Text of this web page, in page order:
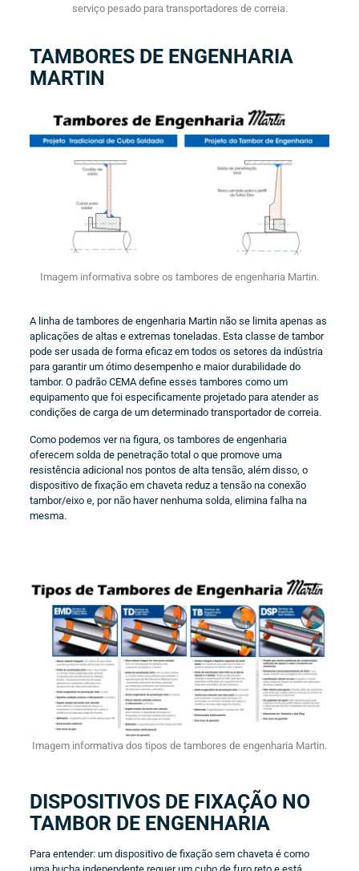
serviço pesado para transportadores de correia.
TAMBORES DE ENGENHARIA
MARTIN
Imagem informativa sobre os tambores de engenharia Martin.
A linha de tambores de engenharia Martin não se limita apenas as
aplicações de altas e extremas toneladas. Esta classe de tambor
pode ser usada de forma eficaz em todos os setores da indústria
para garantir um ótimo desempenho e maior durabilidade do
tambor. O padrão CEMA define esses tambores como um
equipamento que foi especificamente projetado para atender as
condições de carga de um determinado transportador de correia.
Como podemos ver na figura, os tambores de engenharia
oferecem solda de penetração total o que promove uma
resistência adicional nos pontos de alta tensão, além disso, o
dispositivo de fixação em chaveta reduz a tensão na conexão
tambor/eixo e, por não haver nenhuma solda, elimina falha na
mesma.
Imagem informativa dos tipos de tambores de engenharia Martin.
DISPOSITIVOS DE FIXAÇÃO NO
TAMBOR DE ENGENHARIA
Para entender: um dispositivo de fixação sem chaveta é como